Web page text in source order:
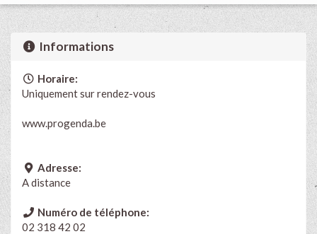
Informations
Horaire:
Uniquement sur rendez-vous
www.progenda.be
Adresse:
A distance
Numéro de téléphone:
02 318 42 02